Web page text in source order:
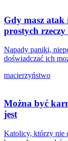
Gdy masz atak
prostych
Napady paniki,
doświadczać ich
macierzyństwo
Można być
jest
Katolicy, którzy nie